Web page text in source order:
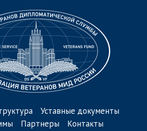
Уставные документы
Партнеры
Контакты